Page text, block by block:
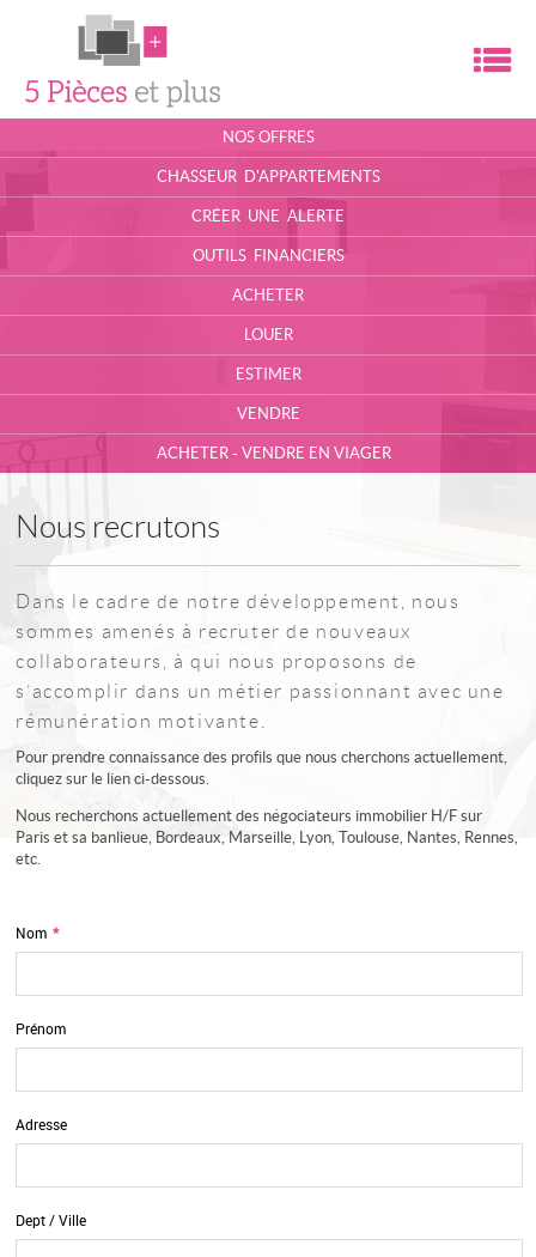
L'AGENCE
ESPACE PROPRIÉTAIRE
NOS OFFRES
CHASSEUR D'APPARTEMENTS
CRÉER UNE ALERTE
OUTILS FINANCIERS
ACHETER
LOUER
ESTIMER
VENDRE
ACHETER - VENDRE EN VIAGER
Nous recrutons
Dans le cadre de notre développement, nous
sommes amenés à recruter de nouveaux
collaborateurs, à qui nous proposons de
s’accomplir dans un métier passionnant avec une
rémunération motivante.
Pour prendre connaissance des profils que nous cherchons actuellement,
cliquez sur le lien ci-dessous.
Nous recherchons actuellement des négociateurs immobilier H/F sur
Paris et sa banlieue, Bordeaux, Marseille, Lyon, Toulouse, Nantes, Rennes,
etc.
Nom *
Prénom
Adresse
Dept / Ville